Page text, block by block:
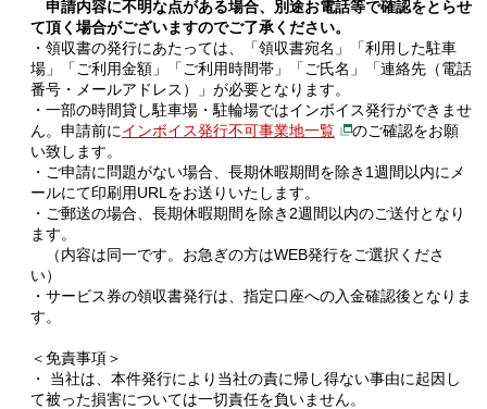
申請内容に不明な点がある場合、別途お電話等で確認をとらせ
て頂く場合がございますのでご了承ください。
・領収書の発行にあたっては、「領収書宛名」「利用した駐車
場」「ご利用金額」「ご利用時間帯」「ご氏名」「連絡先（電話
番号・メールアドレス）」が必要となります。
・一部の時間貸し駐車場・駐輪場ではインボイス発行ができませ
ん。申請前にインボイス発行不可事業地一覧
のご確認をお願
い致します。
・ご申請に問題がない場合、長期休暇期間を除き1週間以内にメ
ールにて印刷用URLをお送りいたします。
・ご郵送の場合、長期休暇期間を除き2週間以内のご送付となり
ます。
（内容は同一です。お急ぎの方はWEB発行をご選択くださ
い）
・サービス券の領収書発行は、指定口座への入金確認後となりま
す。
＜免責事項＞
・ 当社は、本件発行により当社の責に帰し得ない事由に起因し
て被った損害については一切責任を負いません。